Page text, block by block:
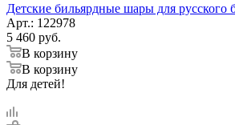
Детские бильярдные шары для русского
Арт.: 122978
5 460 руб.
В корзину
В корзину
Для детей!